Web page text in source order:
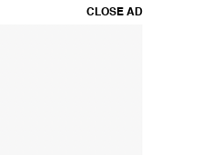
CLOSE AD